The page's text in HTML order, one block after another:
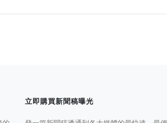
立即購買新聞稿曝光